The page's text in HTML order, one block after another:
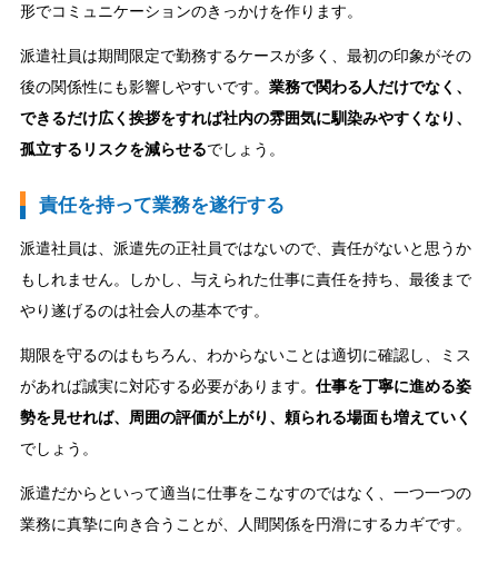
形でコミュニケーションのきっかけを作ります。
派遣社員は期間限定で勤務するケースが多く、最初の印象がその
後の関係性にも影響しやすいです。 業務で関わる人だけでなく、
できるだけ広く挨拶をすれば社内の雰囲気に馴染みやすくなり、
孤立するリスクを減らせるでしょう。
責任を持って業務を遂行する
派遣社員は、派遣先の正社員ではないので、責任がないと思うか
もしれません。しかし、与えられた仕事に責任を持ち、最後まで
やり遂げるのは社会人の基本です。
期限を守るのはもちろん、わからないことは適切に確認し、ミス
があれば誠実に対応する必要があります。 仕事を丁寧に進める姿
勢を見せれば、周囲の評価が上がり、頼られる場面も増えていく
でしょう。
派遣だからといって適当に仕事をこなすのではなく、一つ一つの
業務に真摯に向き合うことが、人間関係を円滑にするカギです。